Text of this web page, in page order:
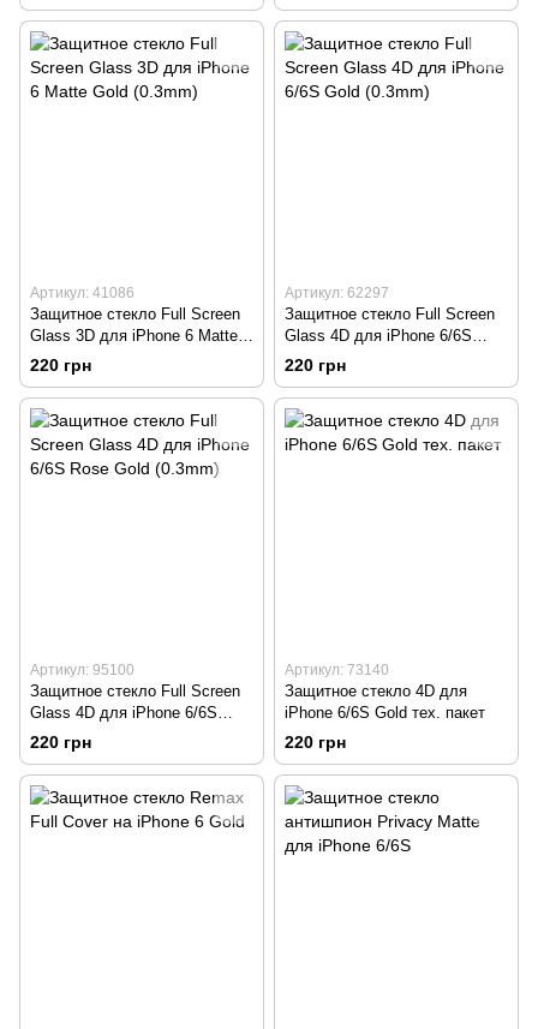
поверхность)
поверхность)
Артикул: 41086
Защитное стекло Full Screen
Glass 3D для iPhone 6 Matte
Gold (0.3mm)
220 грн
Артикул: 62297
Защитное стекло Full Screen
Glass 4D для iPhone 6/6S
Gold (0.3mm)
220 грн
Артикул: 95100
Защитное стекло Full Screen
Glass 4D для iPhone 6/6S
Rose Gold (0.3mm)
220 грн
Артикул: 73140
Защитное стекло 4D для
iPhone 6/6S Gold тех. пакет
220 грн